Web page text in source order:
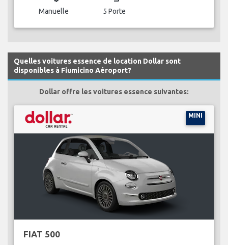
Manuelle 5 Porte
Quelles voitures essence de location Dollar sont
disponibles à Fiumicino Aéroport?
Dollar offre les voitures essence suivantes:
MINI
FIAT 500